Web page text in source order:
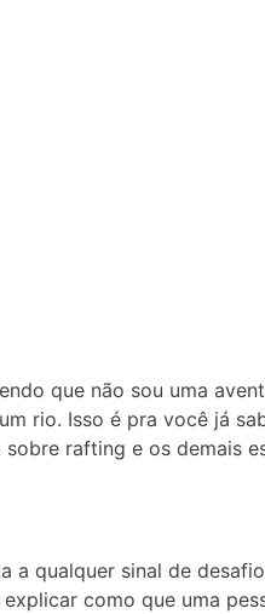
que não sou uma
rio. Isso é pra você já
rafting e os demais
a qualquer sinal de
como que uma